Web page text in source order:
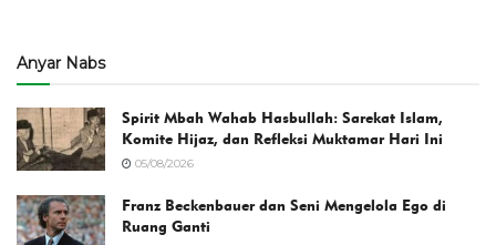
Anyar Nabs
Spirit Mbah Wahab Hasbullah: Sarekat Islam,
Komite Hijaz, dan Refleksi Muktamar Hari Ini
05/08/2026
Franz Beckenbauer dan Seni Mengelola Ego di
Ruang Ganti